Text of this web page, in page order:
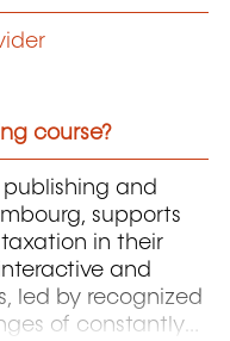
course?
and
supports
in their
and
led by recognized
of constantly